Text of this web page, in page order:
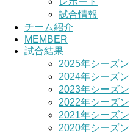
試合情報
チーム紹介
MEMBER
試合結果
2025年シーズン
2024年シーズン
2023年シーズン
2022年シーズン
2021年シーズン
2020年シーズン